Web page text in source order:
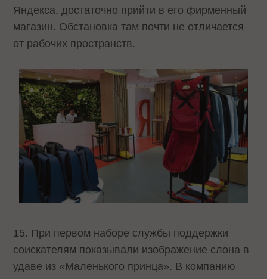
Яндекса, достаточно прийти в его фирменный
магазин. Обстановка там почти не отличается
от рабочих пространств.
15. При первом наборе службы поддержки
соискателям показывали изображение слона в
удаве из «Маленького принца». В компанию